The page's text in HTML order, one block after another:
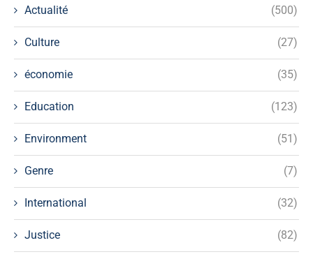
Actualité (500)
Culture (27)
économie (35)
Education (123)
Environment (51)
Genre (7)
International (32)
Justice (82)